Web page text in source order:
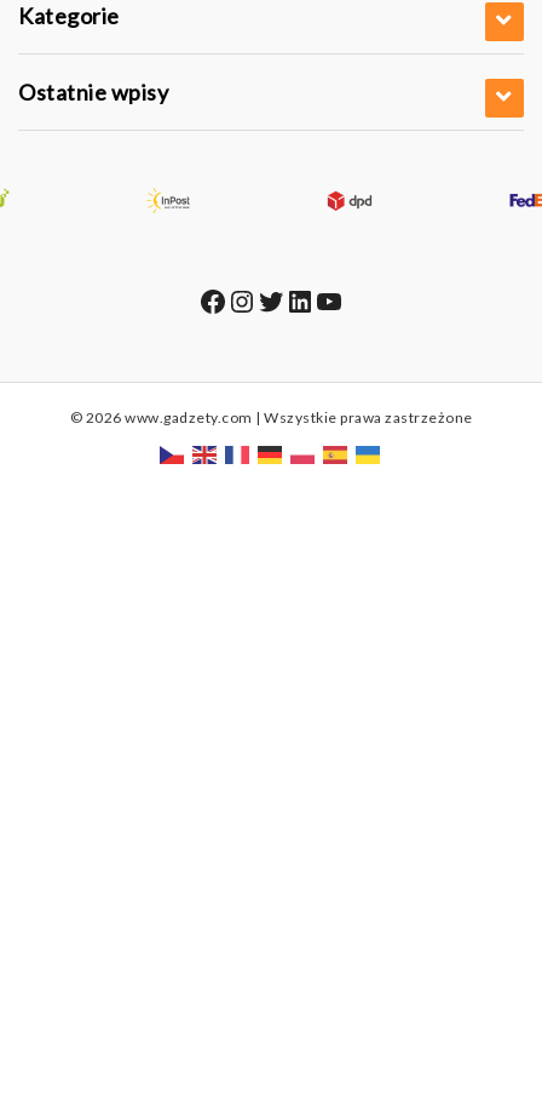
Kategorie
Ostatnie wpisy
Facebook
Instagram
Twitter
LinkedIn
YouTube
© 2026 www.gadzety.com | Wszystkie prawa zastrzeżone